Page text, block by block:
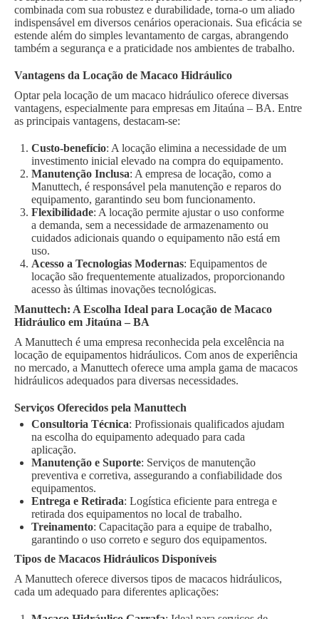
combinada com sua robustez e durabilidade, torna-o um aliado
indispensável em diversos cenários operacionais. Sua eficácia se
estende além do simples levantamento de cargas, abrangendo
também a segurança e a praticidade nos ambientes de trabalho.
Vantagens da Locação de Macaco Hidráulico
Optar pela locação de um macaco hidráulico oferece diversas
vantagens, especialmente para empresas em Jitaúna – BA. Entre
as principais vantagens, destacam-se:
Custo-benefício: A locação elimina a necessidade de um
investimento inicial elevado na compra do equipamento.
Manutenção Inclusa: A empresa de locação, como a
Manuttech, é responsável pela manutenção e reparos do
equipamento, garantindo seu bom funcionamento.
Flexibilidade: A locação permite ajustar o uso conforme
a demanda, sem a necessidade de armazenamento ou
cuidados adicionais quando o equipamento não está em
uso.
Acesso a Tecnologias Modernas: Equipamentos de
locação são frequentemente atualizados, proporcionando
acesso às últimas inovações tecnológicas.
Manuttech: A Escolha Ideal para Locação de Macaco
Hidráulico em Jitaúna – BA
A Manuttech é uma empresa reconhecida pela excelência na
locação de equipamentos hidráulicos. Com anos de experiência
no mercado, a Manuttech oferece uma ampla gama de macacos
hidráulicos adequados para diversas necessidades.
Serviços Oferecidos pela Manuttech
Consultoria Técnica: Profissionais qualificados ajudam
na escolha do equipamento adequado para cada
aplicação.
Manutenção e Suporte: Serviços de manutenção
preventiva e corretiva, assegurando a confiabilidade dos
equipamentos.
Entrega e Retirada: Logística eficiente para entrega e
retirada dos equipamentos no local de trabalho.
Treinamento: Capacitação para a equipe de trabalho,
garantindo o uso correto e seguro dos equipamentos.
Tipos de Macacos Hidráulicos Disponíveis
A Manuttech oferece diversos tipos de macacos hidráulicos,
cada um adequado para diferentes aplicações: